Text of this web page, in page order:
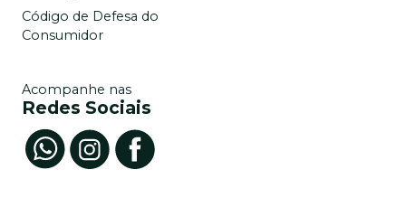
Código de Defesa do
Consumidor
Acompanhe nas
Redes Sociais